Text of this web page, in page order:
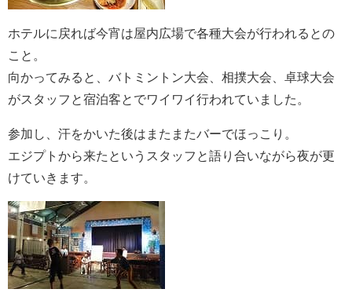
ホテルに戻れば今宵は屋内広場で各種大会が行われるとの
こと。
向かってみると、バトミントン大会、相撲大会、卓球大会
がスタッフと宿泊客とでワイワイ行われていました。
参加し、汗をかいた後はまたまたバーでほっこり。
エジプトから来たというスタッフと語り合いながら夜が更
けていきます。